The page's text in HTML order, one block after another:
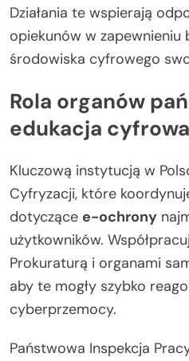
Działania te wspierają
opiekunów w zapewnieniu
środowiska cyfrowego
Rola organów
edukacja cyfrowa
Kluczową instytucją w
Cyfryzacji, które
dotyczące e-ochrony
użytkowników.
Prokuraturą i organami
aby te mogły szybko
cyberprzemocy.
Państwowa Inspekcja